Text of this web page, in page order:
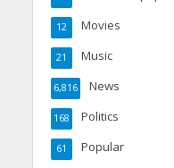
Movies
12
Music
21
News
6,816
Politics
168
Popular
61